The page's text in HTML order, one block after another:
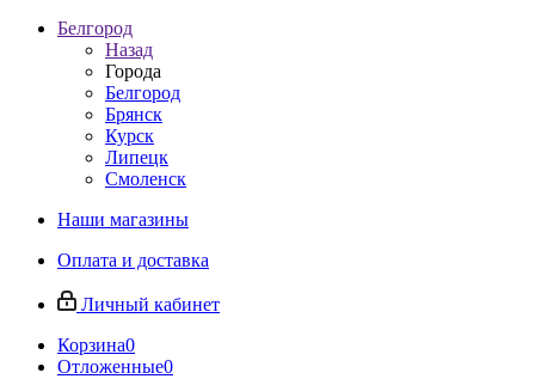
Белгород
Назад
Города
Белгород
Брянск
Курск
Липецк
Смоленск
Наши магазины
Оплата и доставка
Личный кабинет
Корзина0
Отложенные0